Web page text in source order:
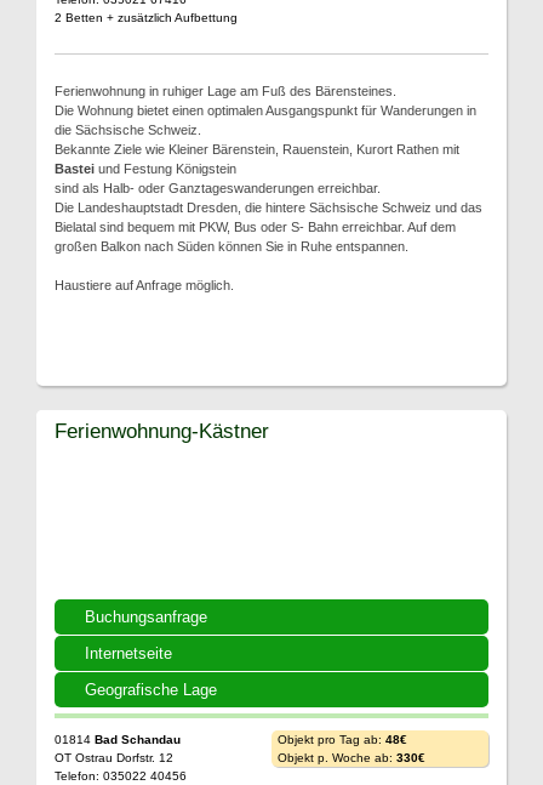
2 Betten + zusätzlich Aufbettung
Ferienwohnung in ruhiger Lage am Fuß des Bärensteines.
Die Wohnung bietet einen optimalen Ausgangspunkt für Wanderungen in
die Sächsische Schweiz.
Bekannte Ziele wie Kleiner Bärenstein, Rauenstein, Kurort Rathen mit
Bastei und Festung Königstein
sind als Halb- oder Ganztageswanderungen erreichbar.
Die Landeshauptstadt Dresden, die hintere Sächsische Schweiz und das
Bielatal sind bequem mit PKW, Bus oder S- Bahn erreichbar. Auf dem
großen Balkon nach Süden können Sie in Ruhe entspannen.
Haustiere auf Anfrage möglich.
Buchungsanfrage
Internetseite
Geografische Lage
Ferienwohnung-Kästner
01814 Bad Schandau
OT Ostrau Dorfstr. 12
Telefon: 035022 40456
Objekt pro Tag ab: 48€
Objekt p. Woche ab: 330€